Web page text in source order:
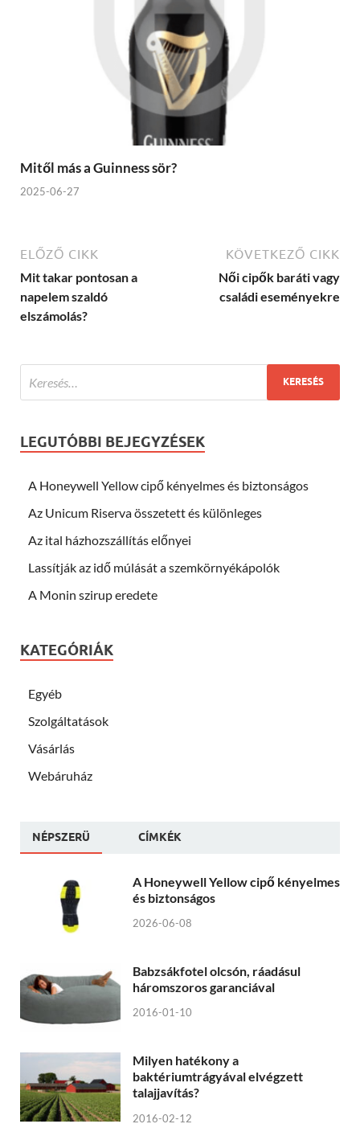
Mitől más a Guinness sör?
2025-06-27
ELŐZŐ CIKK
Mit takar pontosan a
napelem szaldó
elszámolás?
KÖVETKEZŐ CIKK
Női cipők baráti vagy
családi eseményekre
LEGUTÓBBI BEJEGYZÉSEK
A Honeywell Yellow cipő kényelmes és biztonságos
Az Unicum Riserva összetett és különleges
Az ital házhozszállítás előnyei
Lassítják az idő múlását a szemkörnyékápolók
A Monin szirup eredete
KATEGÓRIÁK
Egyéb
Szolgáltatások
Vásárlás
Webáruház
NÉPSZERÜ CÍMKÉK
A Honeywell Yellow cipő kényelmes
és biztonságos
2026-06-08
Babzsákfotel olcsón, ráadásul
háromszoros garanciával
2016-01-10
Milyen hatékony a
baktériumtrágyával elvégzett
talajjavítás?
2016-02-12